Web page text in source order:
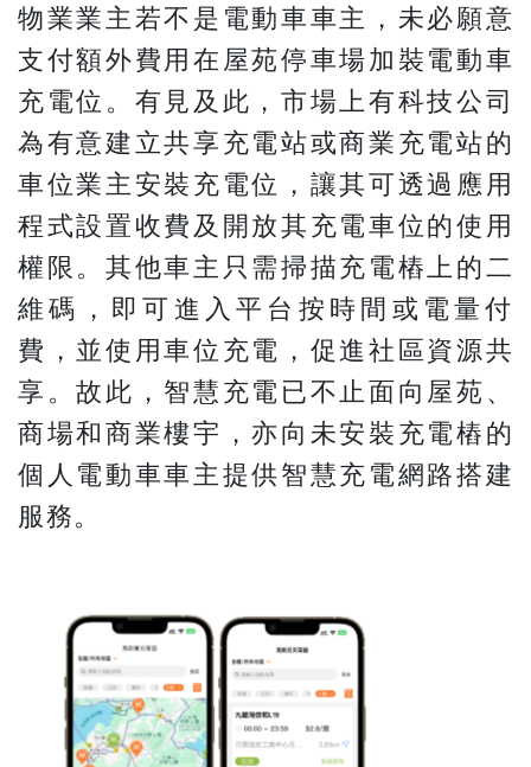
物業業主若不是電動車車主，未必願意
支付額外費用在屋苑停車場加裝電動車
充電位。有見及此，市場上有科技公司
為有意建立共享充電站或商業充電站的
車位業主安裝充電位，讓其可透過應用
程式設置收費及開放其充電車位的使用
權限。其他車主只需掃描充電樁上的二
維碼，即可進入平台按時間或電量付
費，並使用車位充電，促進社區資源共
享。故此，智慧充電已不止面向屋苑、
商場和商業樓宇，亦向未安裝充電樁的
個人電動車車主提供智慧充電網路搭建
服務。